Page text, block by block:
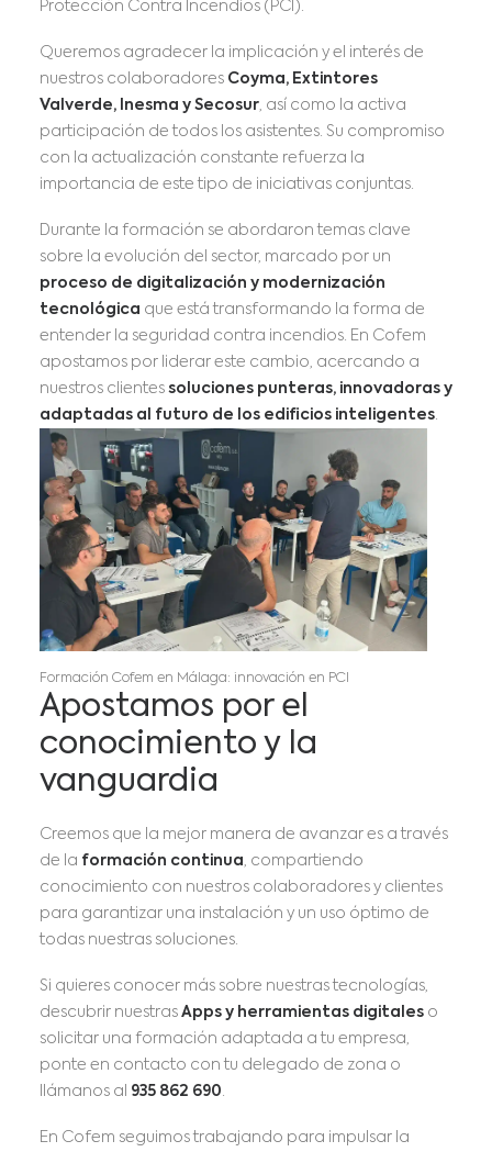
Protección Contra Incendios (PCI).
Queremos agradecer la implicación y el interés de
nuestros colaboradores Coyma, Extintores
Valverde, Inesma y Secosur, así como la activa
participación de todos los asistentes. Su compromiso
con la actualización constante refuerza la
importancia de este tipo de iniciativas conjuntas.
Durante la formación se abordaron temas clave
sobre la evolución del sector, marcado por un
proceso de digitalización y modernización
tecnológica que está transformando la forma de
entender la seguridad contra incendios. En Cofem
apostamos por liderar este cambio, acercando a
nuestros clientes soluciones punteras, innovadoras y
adaptadas al futuro de los edificios inteligentes.
Formación Cofem en Málaga: innovación en PCI
Apostamos por el
conocimiento y la
vanguardia
Creemos que la mejor manera de avanzar es a través
de la formación continua, compartiendo
conocimiento con nuestros colaboradores y clientes
para garantizar una instalación y un uso óptimo de
todas nuestras soluciones.
Si quieres conocer más sobre nuestras tecnologías,
descubrir nuestras Apps y herramientas digitales o
solicitar una formación adaptada a tu empresa,
ponte en contacto con tu delegado de zona o
llámanos al 935 862 690.
En Cofem seguimos trabajando para impulsar la